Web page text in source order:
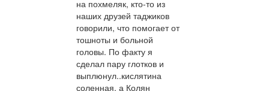
на похмеляк, кто-то из
наших друзей таджиков
говорили, что помогает от
тошноты и больной
головы. По факту я
сделал пару глотков и
выплюнул..кислятина
соленная, а Колян